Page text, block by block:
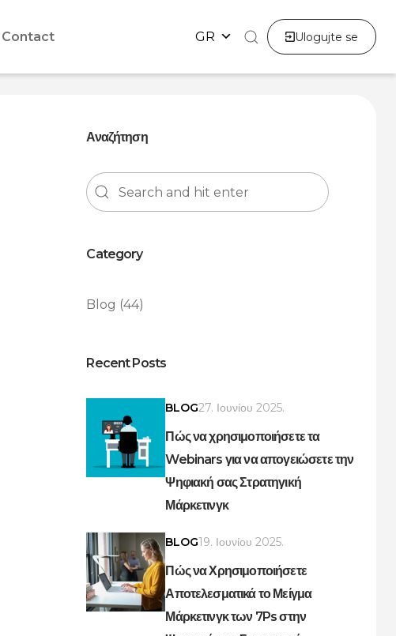
Contact GR Ulogujte se
Αναζήτηση
Category
Blog (44)
Recent Posts
BLOG27. Ιουνίου 2025.
Πώς να χρησιμοποιήσετε τα
Webinars για να απογειώσετε την
Ψηφιακή σας Στρατηγική
Μάρκετινγκ
BLOG19. Ιουνίου 2025.
Πώς να Χρησιμοποιήσετε
Αποτελεσματικά το Μείγμα
Μάρκετινγκ των 7Ps στην